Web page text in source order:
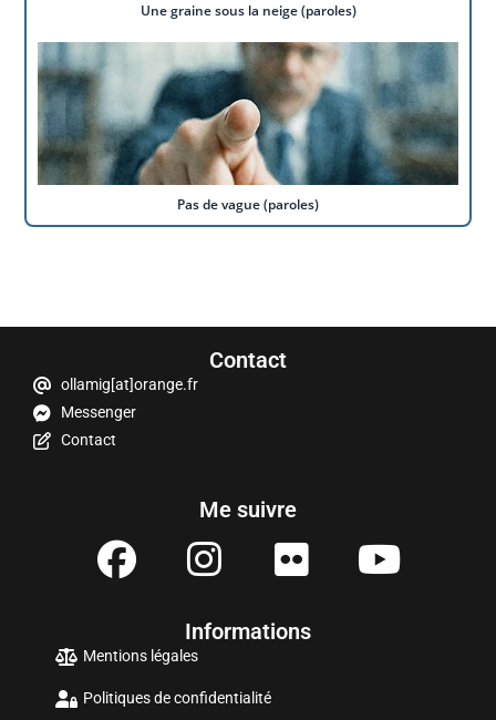
Une graine sous la neige (paroles)
Pas de vague (paroles)
Contact
ollamig[at]orange.fr
Messenger
Contact
Me suivre
Informations
Mentions légales
Politiques de confidentialité